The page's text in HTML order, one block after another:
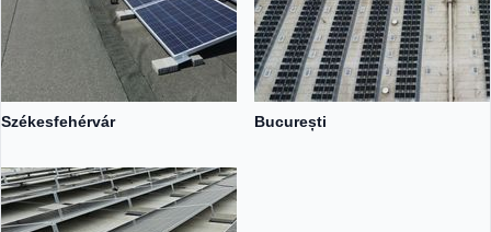
Székesfehérvár București